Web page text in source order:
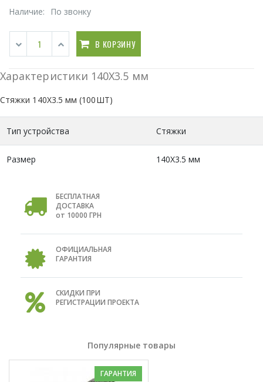
Наличие: По звонку
В КОРЗИНУ
Характеристики 140Х3.5 мм
Стяжки 140Х3.5 мм (100ШТ)
Тип устройства Стяжки
Размер 140Х3.5 мм
БЕСПЛАТНАЯ
ДОСТАВКА
от 10000 ГРН
ОФИЦИАЛЬНАЯ
ГАРАНТИЯ
СКИДКИ ПРИ
РЕГИСТРАЦИИ ПРОЕКТА
Популярные товары
ГАРАНТИЯ